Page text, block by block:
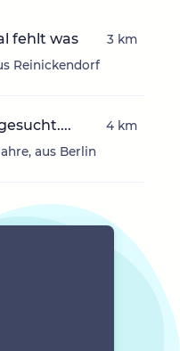
fehlt was
Reinickendorf
3 km
aus Berlin
4 km